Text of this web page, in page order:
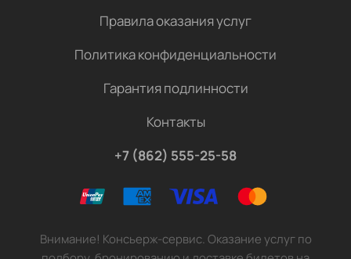
Правила оказания услуг
Политика конфиденциальности
Гарантия подлинности
Контакты
+7 (862) 555-25-58
Внимание! Консьерж-сервис. Оказание услуг по